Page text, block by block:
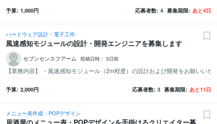
予算 1,000円 応募者数 4 募集期限 あと4日
ハードウェア設計・電子工作
風速感知モジュールの設計・開発エンジニアを募集します
セブンセンスフアーム 投稿日時： 3日前
予算 2,000円 応募者数 3 募集期限 あと11日
メニュー表作成・POPデザイン
居酒屋のメニュー表・POPデザインを手掛けるクリエイター募